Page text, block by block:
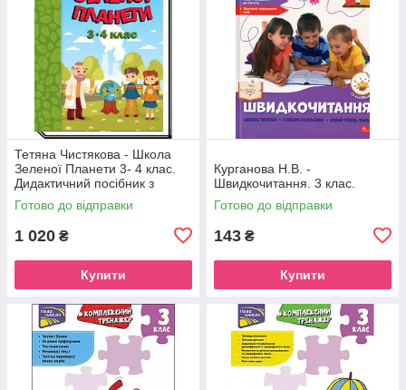
Тетяна Чистякова - Школа
Зеленої Планети 3- 4 клас.
Дидактичний посібник з
доповненою реальністю
Готово до відправки
1 020 ₴
Купити
Курганова Н.В. -
Швидкочитання. 3 клас.
Готово до відправки
143 ₴
Купити